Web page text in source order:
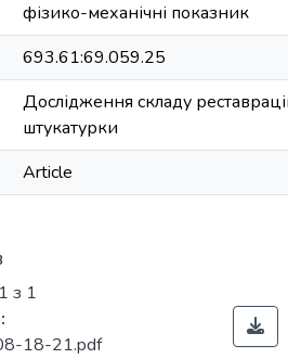
фізико-механічні показник
693.61:69.059.25
Дослідження складу
штукатурки
Article
з 1
18-21.pdf